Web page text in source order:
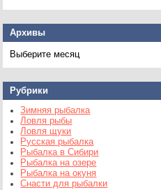
Архивы
Архивы
Рубрики
Зимняя рыбалка
Ловля рыбы
Ловля щуки
Русская рыбалка
Рыбалка в Сибири
Рыбалка на озере
Рыбалка на окуня
Снасти для рыбалки